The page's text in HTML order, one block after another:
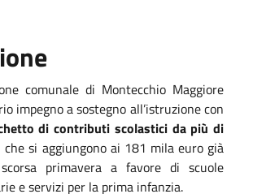
comunale di Montecchio Maggiore
impegno a sostegno all’istruzione con
di contributi scolastici da più di
che si aggiungono ai 181 mila euro già
primavera a favore di scuole
e servizi per la prima infanzia.